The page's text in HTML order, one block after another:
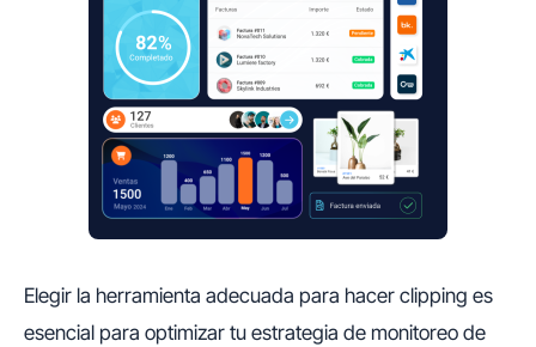
Elegir la herramienta adecuada para hacer clipping es
esencial para optimizar tu estrategia de monitoreo de